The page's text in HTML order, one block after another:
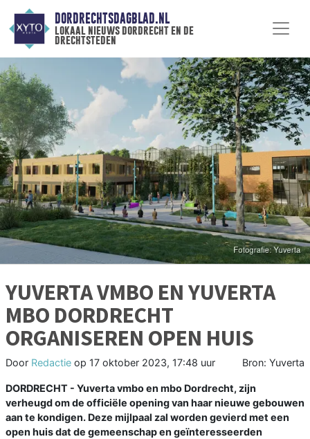
DORDRECHTSDAGBLAD.NL
lokaal nieuws dordrecht en de
drechtsteden
YUVERTA VMBO EN YUVERTA
MBO DORDRECHT
ORGANISEREN OPEN HUIS
Door Redactie op 17 oktober 2023, 17:48 uur Bron: Yuverta
DORDRECHT - Yuverta vmbo en mbo Dordrecht, zijn
verheugd om de officiële opening van haar nieuwe gebouwen
aan te kondigen. Deze mijlpaal zal worden gevierd met een
open huis dat de gemeenschap en geïnteresseerden